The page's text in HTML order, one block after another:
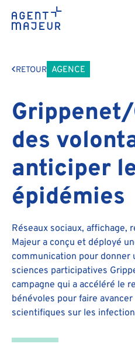
RETOUR AGENCE
des
anticiper
épidémies
Réseaux sociaux,
Majeur a conçu et déployé
communication pour donner
sciences participatives
campagne qui a accéléré le
bénévoles pour faire
scientifiques sur les